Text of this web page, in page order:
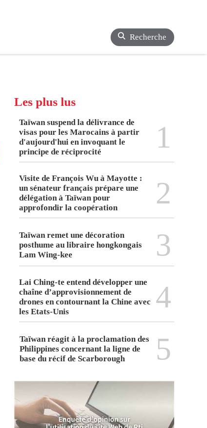
Recherche
Les plus lus
Taïwan suspend la délivrance de
visas pour les Marocains à partir
d'aujourd'hui en invoquant le
principe de réciprocité
1
Visite de François Wu à Mayotte :
un sénateur français prépare une
délégation à Taïwan pour
approfondir la coopération
2
Taïwan remet une décoration
posthume au libraire hongkongais
Lam Wing-kee
3
Lai Ching-te entend développer une
chaîne d’approvisionnement de
drones en contournant la Chine avec
les Etats-Unis
4
Taïwan réagit à la proclamation des
Philippines concernant la ligne de
base du récif de Scarborough
5